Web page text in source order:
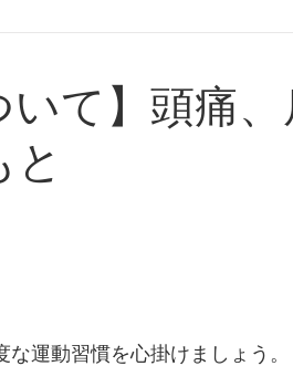
夜間尿
炎）
て】頭痛、
運動習慣を心掛けましょう。